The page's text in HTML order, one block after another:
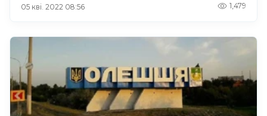
05 кві. 2022 08:56 1,479